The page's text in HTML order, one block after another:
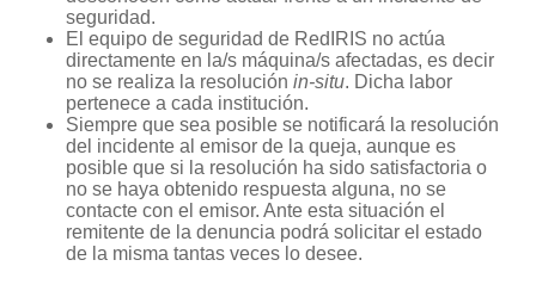
seguridad.
El equipo de seguridad de RedIRIS no actúa
directamente en la/s máquina/s afectadas, es decir
no se realiza la resolución in-situ. Dicha labor
pertenece a cada institución.
Siempre que sea posible se notificará la resolución
del incidente al emisor de la queja, aunque es
posible que si la resolución ha sido satisfactoria o
no se haya obtenido respuesta alguna, no se
contacte con el emisor. Ante esta situación el
remitente de la denuncia podrá solicitar el estado
de la misma tantas veces lo desee.